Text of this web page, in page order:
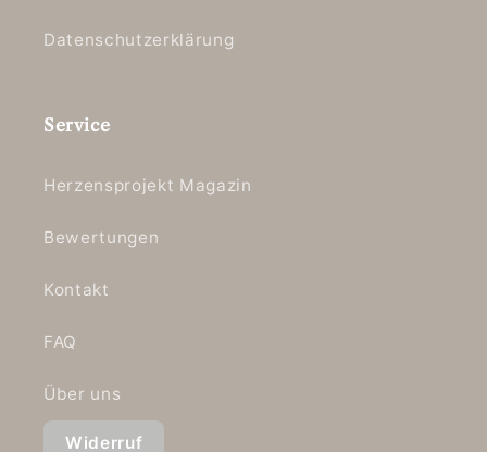
Datenschutzerklärung
Service
Herzensprojekt Magazin
Bewertungen
Kontakt
FAQ
Über uns
Widerruf